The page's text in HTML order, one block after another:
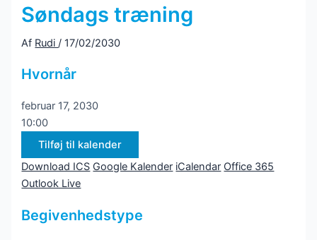
Søndags træning
Af Rudi/17/02/2030
Hvornår
februar 17, 2030
10:00
Tilføj til kalender
Download ICS Google Kalender iCalendar Office 365
Outlook Live
Begivenhedstype